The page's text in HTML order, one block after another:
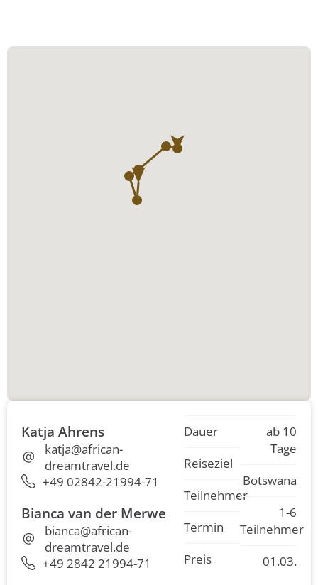
Katja Ahrens
katja@african-
dreamtravel.de
+49 02842-21994-71
Bianca van der Merwe
bianca@african-
dreamtravel.de
+49 2842 21994-71
Dauer
Reiseziel
Teilnehmer
Termin
Preis
ab 10
Tage
Botswana
1-6
Teilnehmer
01.03.